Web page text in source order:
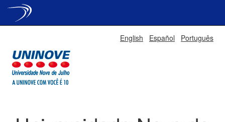
English Español Português